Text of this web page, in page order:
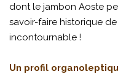
dont le jambon Aoste
savoir-faire historique
incontournable !
Un profil